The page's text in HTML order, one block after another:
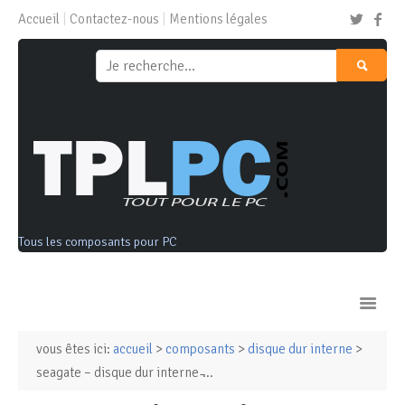
Accueil Contactez-nous Mentions légales
Tous les composants pour PC
Ordinateurs & Tablettes
vous êtes ici: accueil > composants > disque dur interne >
seagate – disque dur interne ̵...